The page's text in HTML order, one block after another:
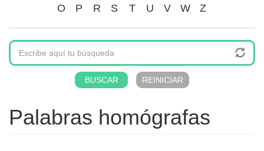
O
P R S T U V W Z
Palabras homógrafas